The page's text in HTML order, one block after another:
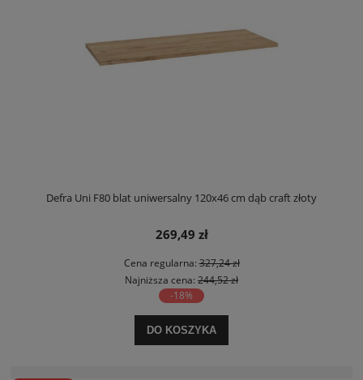
Defra Uni F80 blat uniwersalny 120x46 cm dąb craft złoty
269,49 zł
Cena regularna:327,24 zł
Najniższa cena: 244,52 zł
-18%
DO KOSZYKA